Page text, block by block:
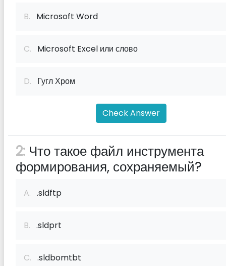
B. Microsoft Word
C. Microsoft Excel или слово
D. Гугл Хром
Check Answer
2: Что такое файл инструмента
формирования, сохраняемый?
A. .sldftp
B. .sldprt
C. .sldbomtbt